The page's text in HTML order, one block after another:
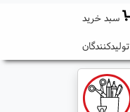
سبد خرید
تولیدکنندگان